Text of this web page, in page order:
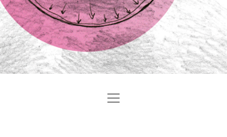
BLOG
Menü
öffnen